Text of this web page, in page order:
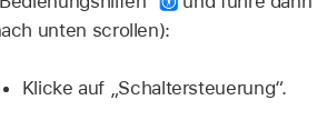
unten scrollen):
Klicke auf „Schaltersteuerung“.